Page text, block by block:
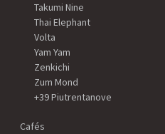
Takumi Nine
Thai Elephant
Volta
Yam Yam
Zenkichi
Zum Mond
+39 Piutrentanove
Cafés